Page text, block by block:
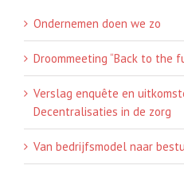
Ondernemen doen we zo
Droommeeting “Back to the
Verslag enquête en
Decentralisaties in de zorg
Van bedrijfsmodel naar